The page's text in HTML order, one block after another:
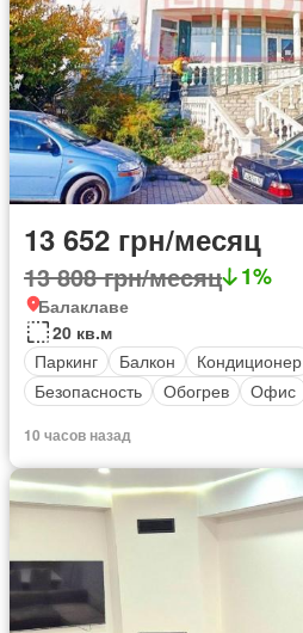
13 652 грн/месяц
13 808 грн/месяц 1%
Балаклаве
20 кв.м
Паркинг
Балкон Кондиционер
Безопасность
Обогрев Офис
10 часов назад